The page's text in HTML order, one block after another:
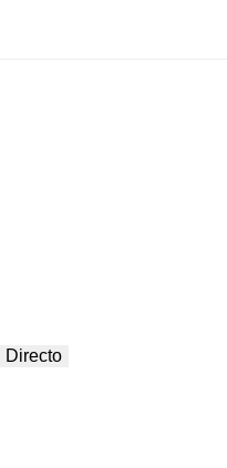
Directo